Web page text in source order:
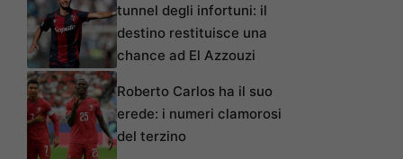
tunnel degli infortuni: il
destino restituisce una
chance ad El Azzouzi
Roberto Carlos ha il suo
erede: i numeri clamorosi
del terzino